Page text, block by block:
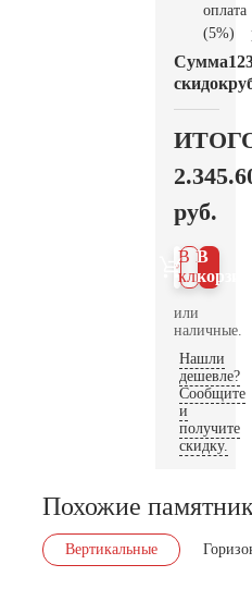
оплата
(5%)
Сумма
скидок
руб.
В
В 1
клик
или
наличные.
Нашли
дешевле?
Сообщите
и
получите
скидку.
Похожие
Вертикальные